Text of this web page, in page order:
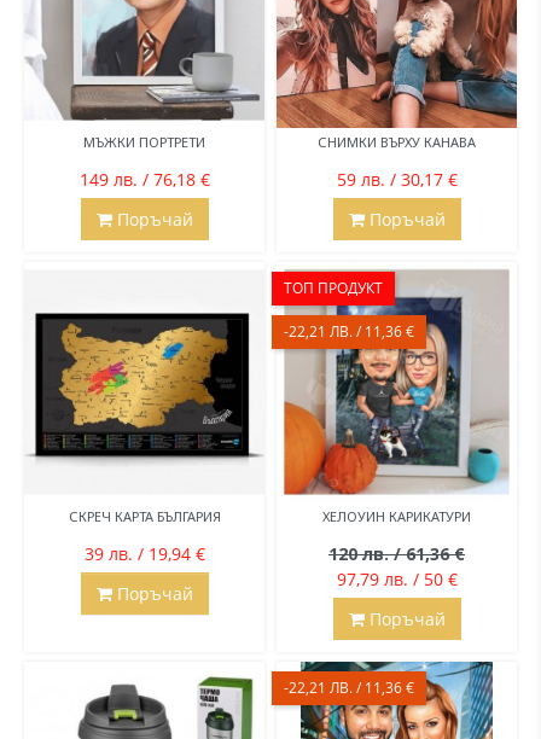
МЪЖКИ ПОРТРЕТИ
149 лв. / 76,18 €
Поръчай
СНИМКИ ВЪРХУ КАНАВА
59 лв. / 30,17 €
Поръчай
СКРЕЧ КАРТА БЪЛГАРИЯ
39 лв. / 19,94 €
Поръчай
ХЕЛОУИН КАРИКАТУРИ
120 лв. / 61,36 €
97,79 лв. / 50 €
ТОП ПРОДУКТ
-22,21 ЛВ. / 11,36 €
Поръчай
-22,21 ЛВ. / 11,36 €